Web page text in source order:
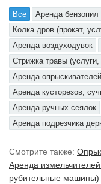
Все Аренда бензопил
Колка дров (прокат,
Аренда воздуходувок
Стрижка травы
Аренда опрыскивателей
Аренда кусторезов,
Аренда ручных сеялок
Аренда подрезчика
Смотрите также:
Аренда
рубительные машины)